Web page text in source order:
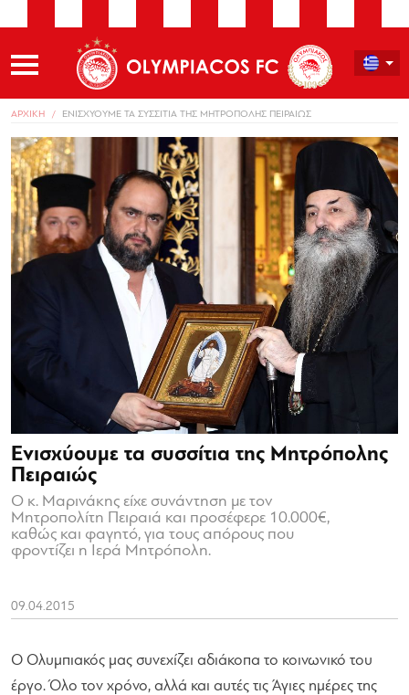
ΑΡΧΙΚΗ ΕΝΙΣΧΥΟΥΜΕ ΤΑ ΣΥΣΣΙΤΙΑ ΤΗΣ ΜΗΤΡΟΠΟΛΗΣ ΠΕΙΡΑΙΩΣ
Ενισχύουμε τα συσσίτια της Μητρόπολης
Πειραιώς
Ο κ. Μαρινάκης είχε συνάντηση με τον
Μητροπολίτη Πειραιά και προσέφερε 10.000€,
καθώς και φαγητό, για τους απόρους που
φροντίζει η Ιερά Μητρόπολη.
09.04.2015
Ο Ολυμπιακός μας συνεχίζει αδιάκοπα το κοινωνικό του
έργο. Όλο τον χρόνο, αλλά και αυτές τις Άγιες ημέρες της